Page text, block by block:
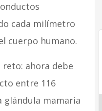
cada milímetro
cuerpo humano.
reto: ahora debe
entre 116
glándula mamaria